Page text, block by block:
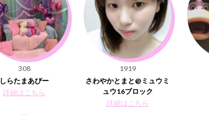
308
しらたまあびー
詳細はこちら
1919
さわやかとまと@ミュウミ
ュウ16ブロック
詳細はこちら